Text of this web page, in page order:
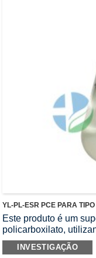
YL-PL-ESR PCE PARA
Este produto é um
policarboxilato,
prima.Tem muito boa
diferentes cimentos e
INVESTIGAÇÃO